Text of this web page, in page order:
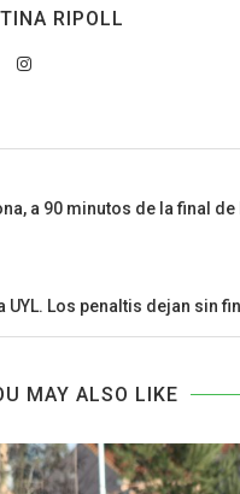
RIPOLL
a 90 minutos de la final de
UYL. Los penaltis dejan sin
MAY ALSO LIKE